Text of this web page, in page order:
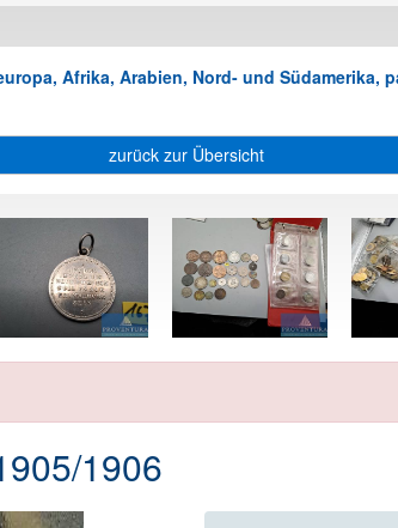
Afrika, Arabien, Nord- und Südamerika,
zurück zur Übersicht
1906